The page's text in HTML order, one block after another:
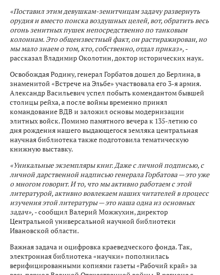
«Поставил этим девушкам-зенитчицам задачу развернуть
орудия и вместо поиска воздушных целей, вот, обратить весь
огонь зенитных пушек непосредственно по танковым
колоннам. Это общеизвестный факт, он растиражирован, но
мы мало знаем о том, кто, собственно, отдал приказ», -
рассказал Владимир Околотин, доктор исторических наук.
Освобождая Родину, генерал Горбатов дошел до Берлина, в
знаменитой «Встрече на Эльбе» участвовала его 3-я армия.
Александр Васильевич успел побыть комендантом бывшей
столицы рейха, а после войны временно принял
командование ВДВ и заложил основы модернизации
элитных войск. Помимо памятного вечера к 135-летию со
дня рождения нашего выдающегося земляка центральная
научная библиотека также подготовила тематическую
книжную выставку.
«Уникальные экземпляры книг. Даже с личной подписью, с
личной дарственной надписью генерала Горбатова — это уже
о многом говорит. И то, что мы активно работаем с этой
литературой, активно вовлекаем наших читателей в процесс
изучения этой литературы — это наша одна из основных
задач», - сообщил Валерий Можжухин, директор
Центральной универсальной научной библиотеки
Ивановской области.
Важная задача и оцифровка краеведческого фонда. Так,
электронная библиотека «научки» пополнилась
верифицированными копиями газеты «Рабочий край» за